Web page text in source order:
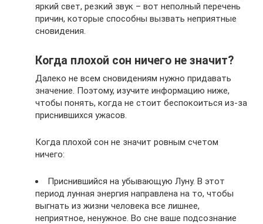
яркий свет, резкий звук – вот неполный перечень
причин, которые способны вызвать неприятные
сновидения.
Когда плохой сон ничего не значит?
Далеко не всем сновидениям нужно придавать
значение. Поэтому, изучите информацию ниже,
чтобы понять, когда не стоит беспокоиться из-за
приснившихся ужасов.
Когда плохой сон не значит ровным счетом
ничего:
Приснившийся на убывающую Луну. В этот
период лунная энергия направлена на то, чтобы
выгнать из жизни человека все лишнее,
неприятное, ненужное. Во сне ваше подсознание